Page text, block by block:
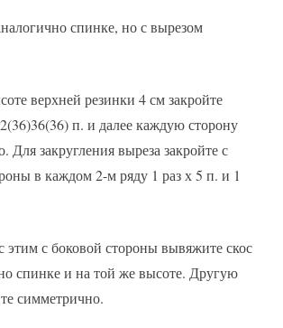
спинке, но с вырезом
верхней резинки 4 см закройте
п. и далее каждую сторону
Для закругления выреза закройте с
в каждом 2-м ряду 1 раз х 5 п. и 1
с боковой стороны вывяжите скос
спинке и на той же высоте. Другую
симметрично.